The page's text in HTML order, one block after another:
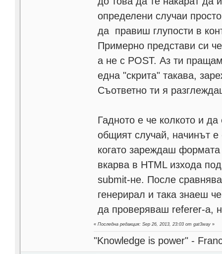
определени случаи
да правиш глупости в
Примерно представи си
а не с POST. Аз ти
една "скрита" такава,
Съответно ти я
Гадното е че колкото и
общият случай, начинът е
когато зареждаш формата
вкарва в HTML изхода
submit-не. После
генерирал и така знаеш
да проверяваш referer-а,
«Последна редакция: Sep 26, 2013, 23:03 от gat3way »
"Knowledge is power" -